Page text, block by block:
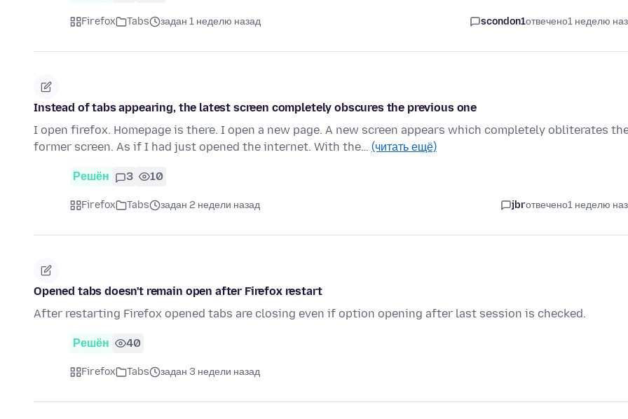
Firefox Tabs задан 1 неделю назад scondon1отвечено1 неделю
Instead of tabs appearing, the latest screen completely obscures the previous one
I open firefox. Homepage is there. I open a new page. A new screen appears which completely obliterates
former screen. As if I had just opened the internet. With the… (читать ещё)
Решён 3 10
Firefox Tabs задан 2 недели назад jbrотвечено1 неделю
Opened tabs doesn't remain open after Firefox restart
After restarting Firefox opened tabs are closing even if option opening after last session is checked.
Решён 40
Firefox Tabs задан 3 недели назад